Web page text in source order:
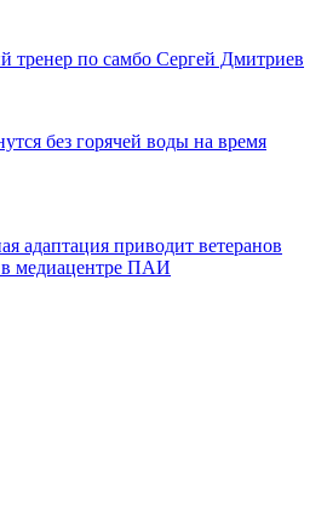
тренер по самбо Сергей Дмитриев
без горячей воды на время
адаптация приводит ветеранов
медиацентре ПАИ